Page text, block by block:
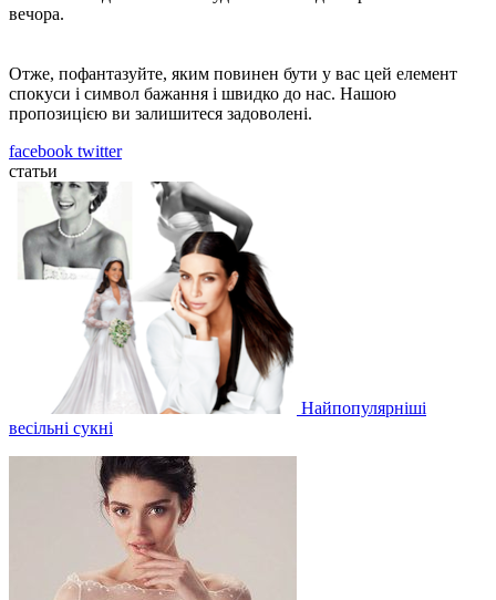
вечора.
Отже, пофантазуйте, яким повинен бути у вас цей елемент
спокуси і символ бажання і швидко до нас. Нашою
пропозицією ви залишитеся задоволені.
facebook twitter
статьи
Найпопулярніші
весільні сукні